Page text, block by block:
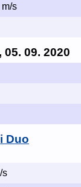
m/s
, 05. 09. 2020
Duo
s